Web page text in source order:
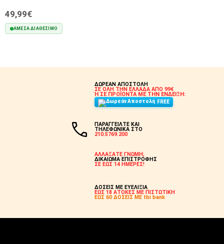
49,99€
ΆΜΕΣΑ ΔΙΑΘΈΣΙΜΟ
ΔΩΡΕΑΝ ΑΠΟΣΤΟΛΗ
ΣΕ ΟΛΗ ΤΗΝ ΕΛΛΑΔΑ ΑΠΟ 99€
Ή ΣΕ ΠΡΟΪΟΝΤΑ ΜΕ ΤΗΝ ΕΝΔΕΙΞΗ:
FREE
ΠΑΡΑΓΓΕΙΛΤΕ ΚΑΙ
ΤΗΛΕΦΩΝΙΚΑ ΣΤΟ
210.5769.200
ΑΛΛΑΞΑΤΕ ΓΝΩΜΗ;
ΔΙΚΑΙΩΜΑ ΕΠΙΣΤΡΟΦΗΣ
ΣΕ ΕΩΣ 14 ΗΜΕΡΕΣ!
ΔΟΣΕΙΣ ΜΕ ΕΥΕΛΙΞΙΑ
ΕΩΣ 18 ΑΤΟΚΕΣ ΜΕ ΠΙΣΤΩΤΙΚΗ
ΕΩΣ 60 ΔΟΣΕΙΣ ΜΕ tbi bank